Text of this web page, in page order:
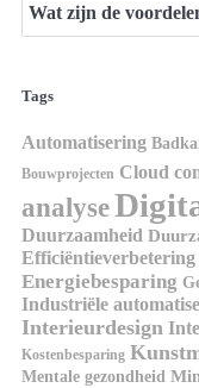
Wat zijn de
Tags
Automatisering
Bouwprojecten Cloud
analyse
Duurzaamheid
Efficiëntieverbetering
Energiebesparing
Industriële
Interieurdesign
Kostenbesparing
Mentale gezondheid